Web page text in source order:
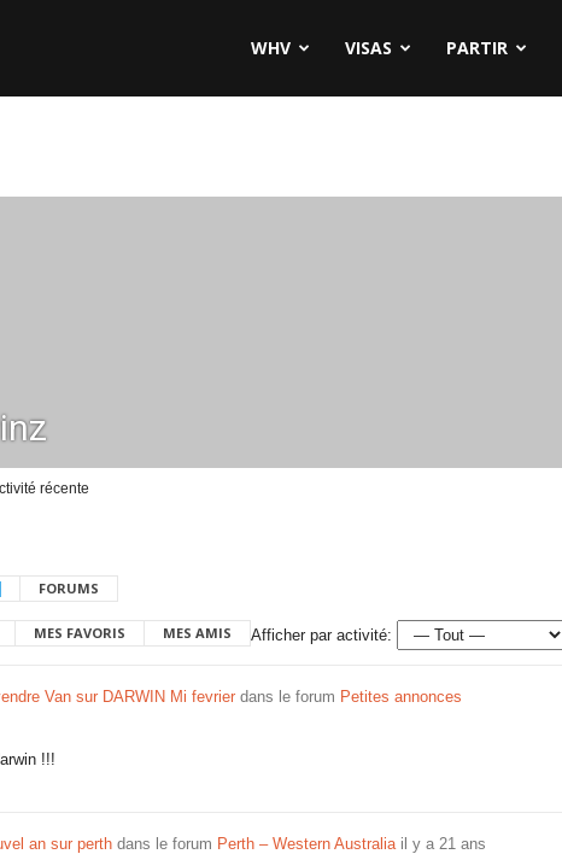
WHV VISAS PARTIR
récente
FORUMS
MES FAVORIS MES AMIS Afficher par activité:
Van sur DARWIN Mi fevrier dans le forum Petites annonces
!!!
an sur perth dans le forum Perth – Western Australia il y a 21 ans